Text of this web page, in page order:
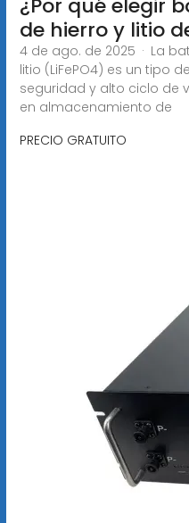
¿Por qué elegir
de hierro y litio
4 de ago. de 2025 · La
litio (LiFePO4) es un tipo
seguridad y alto ciclo de
en almacenamiento de
PRECIO GRATUITO